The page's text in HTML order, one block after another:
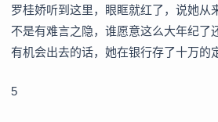
罗桂娇听到这里，眼眶就红了，说她从
不是有难言之隐，谁愿意这么大年纪了
有机会出去的话，她在银行存了十万的
5